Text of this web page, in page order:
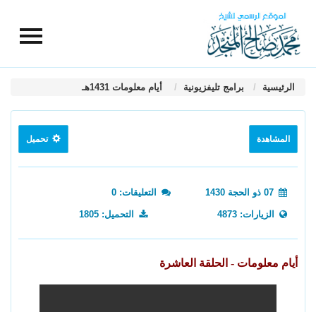
الرئيسية برامج تليفزيونية أيام معلومات 1431هـ
المشاهدة تحميل
التعليقات: 0
الزيارات: 4873 التحميل: 1805
أيام معلومات - الحلقة العاشرة